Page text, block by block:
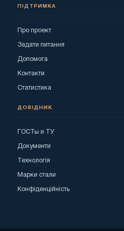
ПІДТРИМКА
Про проект
Задати питання
Допомога
Контакти
Статистика
ДОВІДНИК
ГОСТы и ТУ
Документи
Технологія
Марки стали
Конфіденційність